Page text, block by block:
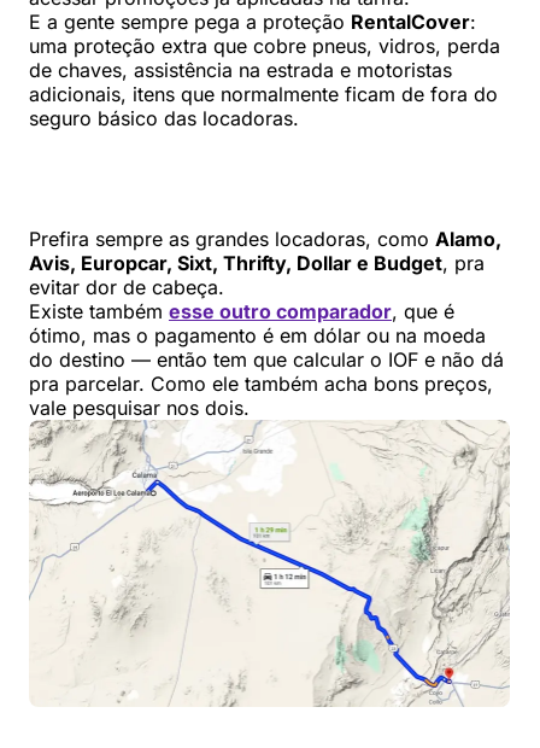
E a gente sempre pega a proteção RentalCover:
uma proteção extra que cobre pneus, vidros, perda
de chaves, assistência na estrada e motoristas
adicionais, itens que normalmente ficam de fora do
seguro básico das locadoras.
Prefira sempre as grandes locadoras, como Alamo,
Avis, Europcar, Sixt, Thrifty, Dollar e Budget, pra
evitar dor de cabeça.
Existe também esse outro comparador, que é
ótimo, mas o pagamento é em dólar ou na moeda
do destino — então tem que calcular o IOF e não dá
pra parcelar. Como ele também acha bons preços,
vale pesquisar nos dois.